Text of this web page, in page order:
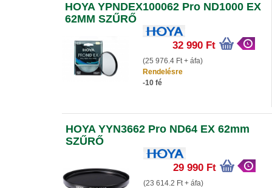
HOYA YPNDEX100062 Pro ND1000 EX
62MM SZŰRŐ
32 990 Ft
(25 976.4 Ft + áfa)
Rendelésre
-10 fé
HOYA YYN3662 Pro ND64 EX 62mm
SZŰRŐ
29 990 Ft
(23 614.2 Ft + áfa)